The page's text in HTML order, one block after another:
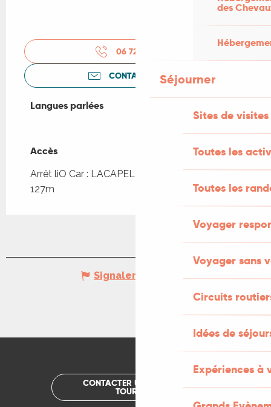
des
Séjourner
Sites de visites
Toutes les
Toutes les
Voyager
Voyager sans
Circuits
Idées de
Expériences à
06 72 51 34
CONTACTEZ-NOUS
Langues parlées
Langues parlées
Accès
Accès
Arrêt liO Car : LACAPELLE-MARIVAL - Bourg à
127m
Signaler une erreur
CONTACTER UN OFFICE DE
TOURISME